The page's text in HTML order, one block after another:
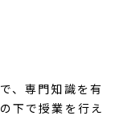
、専門知識を有
下で授業を行え